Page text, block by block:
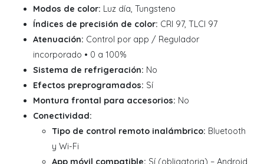
Modos de color: Luz día, Tungsteno
Índices de precisión de color: CRI 97, TLCI 97
Atenuación: Control por app / Regulador
incorporado • 0 a 100%
Sistema de refrigeración: No
Efectos preprogramados: Sí
Montura frontal para accesorios: No
Conectividad:
Tipo de control remoto inalámbrico: Bluetooth
y Wi-Fi